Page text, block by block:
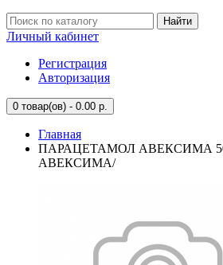
Найти
Личный кабинет
Регистрация
Авторизация
0 товар(ов) - 0.00 р.
Главная
ПАРАЦЕТАМОЛ АВЕКСИМА
АВЕКСИМА/